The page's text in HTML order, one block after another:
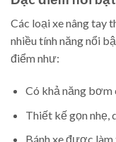
Các loại xe nâng tay
nhiều tính năng nổi
điểm như:
Có khả năng bơm
Thiết kế gọn nhẹ,
Bánh xe được